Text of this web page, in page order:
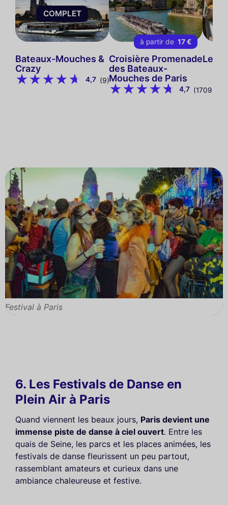
COMPLET
Bateaux-Mouches &
Crazy
4,7 (9)
à partir de 17 €
Croisière Promenade
des Bateaux-
Mouches de Paris
4,7 (1709)
Le
Festival à Paris
6. Les Festivals de Danse en
Plein Air à Paris
Quand viennent les beaux jours, Paris devient une
immense piste de danse à ciel ouvert. Entre les
quais de Seine, les parcs et les places animées, les
festivals de danse fleurissent un peu partout,
rassemblant amateurs et curieux dans une
ambiance chaleureuse et festive.